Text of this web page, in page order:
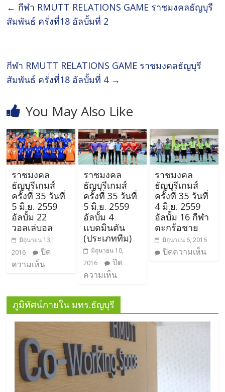
← กีฬา RMUTT RELATIONS GAME ราชมงคลธัญบุรี
สัมพันธ์ ครั่งที่18 อัลบั้มที่ 2
กีฬา RMUTT RELATIONS GAME ราชมงคลธัญบุรี
สัมพันธ์ ครั่งที่18 อัลบั้มที่ 4 →
You May Also Like
ราชมงคล
ธัญบุรีเกมส์
ครั้งที่ 35 วันที่
5 มิ.ย. 2559
อัลบั้ม 22
วอลเล่บอล
มิถุนายน 13,
2016
ปิด
ความเห็น
ราชมงคล
ธัญบุรีเกมส์
ครั้งที่ 35 วันที่
5 มิ.ย. 2559
อัลบั้ม 4
แบดมินตัน
(ประเภททีม)
มิถุนายน 10,
2016
ปิด
ความเห็น
ราชมงคล
ธัญบุรีเกมส์
ครั้งที่ 35 วันที่
4 มิ.ย. 2559
อัลบั้ม 16 กีฬา
ตะกร้อชาย
มิถุนายน 6, 2016
ปิดความเห็น
ภูมิทัศน์ภายใน มทร.ธัญบุรี